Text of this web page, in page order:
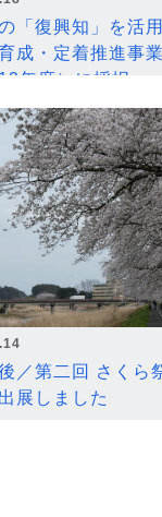
「復興知」を活
成・定着推進事
年度）に採択
／第二回 さくら
展しました